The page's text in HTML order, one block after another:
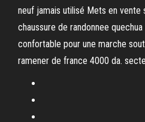
neuf jamais utilisé Mets en vente
chaussure de randonnee
confortable pour une marche
ramener de france 4000 da.